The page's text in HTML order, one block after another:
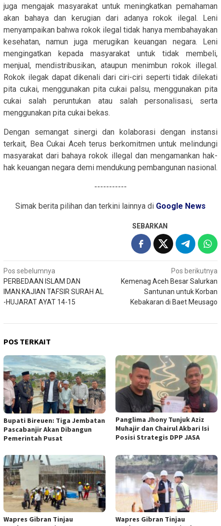
juga mengajak masyarakat untuk meningkatkan pemahaman
akan bahaya dan kerugian dari adanya rokok ilegal. Leni
menyampaikan bahwa rokok ilegal tidak hanya membahayakan
kesehatan, namun juga merugikan keuangan negara. Leni
mengingatkan kepada masyarakat untuk tidak membeli,
menjual, mendistribusikan, ataupun menimbun rokok illegal.
Rokok ilegak dapat dikenali dari ciri-ciri seperti tidak dilekati
pita cukai, menggunakan pita cukai palsu, menggunakan pita
cukai salah peruntukan atau salah personalisasi, serta
menggunakan pita cukai bekas.
Dengan semangat sinergi dan kolaborasi dengan instansi
terkait, Bea Cukai Aceh terus berkomitmen untuk melindungi
masyarakat dari bahaya rokok illegal dan mengamankan hak-
hak keuangan negara demi mendukung pembangunan nasional.
-----------
Simak berita pilihan dan terkini lainnya di Google News
SEBARKAN
Navigasi
pos
Pos sebelumnya
PERBEDAAN ISLAM DAN
IMAN:KAJIAN TAFSIR SURAH AL
-HUJARAT AYAT 14-15
Pos berikutnya
Kemenag Aceh Besar Salurkan
Santunan untuk Korban
Kebakaran di Baet Meusago
POS TERKAIT
Bupati Bireuen: Tiga Jembatan
Pascabanjir Akan Dibangun
Pemerintah Pusat
Panglima Jhony Tunjuk Aziz
Muhajir dan Chairul Akbari Isi
Posisi Strategis DPP JASA
Wapres Gibran Tinjau
Wapres Gibran Tinjau